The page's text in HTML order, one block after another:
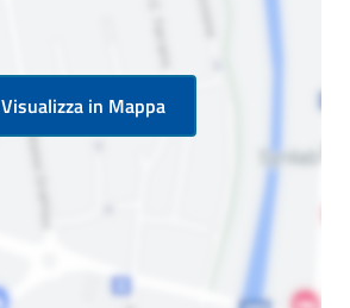
Visualizza in Mappa